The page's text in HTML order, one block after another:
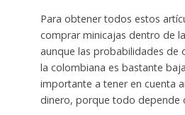
Para obtener todos estos
comprar minicajas dentro de la
aunque las probabilidades de
la colombiana es bastante
importante a tener en cuenta
dinero, porque todo depende